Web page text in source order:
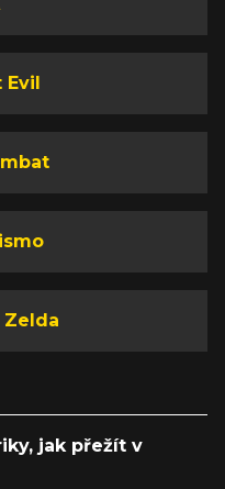
Evil
jak přežít v